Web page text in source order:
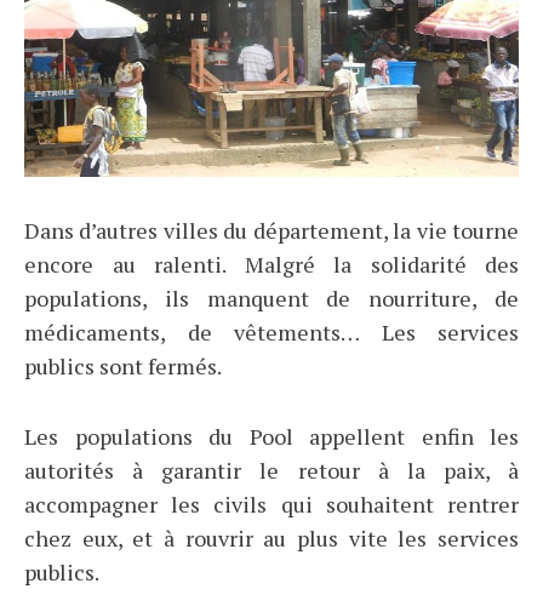
Dans d’autres villes du département, la vie tourne
encore au ralenti. Malgré la solidarité des
populations, ils manquent de nourriture, de
médicaments, de vêtements… Les services
publics sont fermés.
Les populations du Pool appellent enfin les
autorités à garantir le retour à la paix, à
accompagner les civils qui souhaitent rentrer
chez eux, et à rouvrir au plus vite les services
publics.